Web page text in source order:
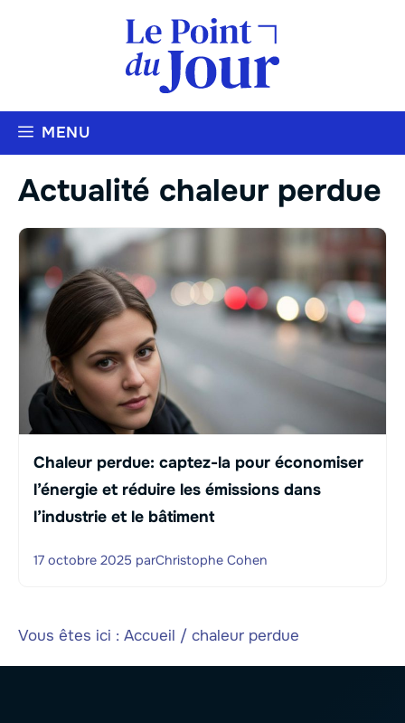
MENU
Actualité chaleur perdue
Chaleur perdue: captez-la pour économiser
l’énergie et réduire les émissions dans
l’industrie et le bâtiment
17 octobre 2025 parChristophe Cohen
Vous êtes ici : Accueil / chaleur perdue